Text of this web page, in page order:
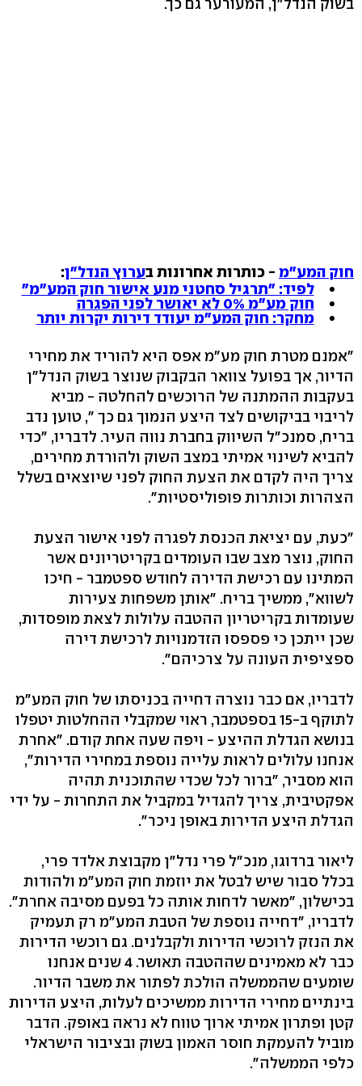
חוק המע"מ - כותרות אחרונות בערוץ הנדל"ן:
לפיד: "תרגיל סחטני מנע אישור חוק המע"מ"
חוק מע"מ 0% לא יאושר לפני הפגרה
מחקר: חוק המע"מ יעודד דירות יקרות יותר
"אמנם מטרת חוק מע"מ אפס היא להוריד את מחירי
הדיור, אך בפועל צוואר הבקבוק שנוצר בשוק הנדל"ן
בעקבות ההמתנה של הרוכשים להחלטה - מביא
לריבוי בביקושים לצד היצע הנמוך גם כך ", טוען נדב
בריח, סמנכ"ל השיווק בחברת נווה העיר. לדבריו, "כדי
להביא לשינוי אמיתי במצב השוק ולהורדת מחירים,
צריך היה לקדם את הצעת החוק לפני שיוצאים בשלל
הצהרות וכותרות פופוליסטיות".
"כעת, עם יציאת הכנסת לפגרה לפני אישור הצעת
החוק, נוצר מצב שבו העומדים בקריטריונים אשר
המתינו עם רכישת הדירה לחודש ספטמבר - חיכו
לשווא", ממשיך בריח. "אותן משפחות צעירות
שעומדות בקריטריון ההטבה עלולות לצאת מופסדות,
שכן ייתכן כי פספסו הזדמנויות לרכישת דירה
ספציפית העונה על צרכיהם".
לדבריו, אם כבר נוצרה דחייה בכניסתו של חוק המע"מ
לתוקף ב-15 בספטמבר, ראוי שמקבלי ההחלטות יטפלו
בנושא הגדלת ההיצע - ויפה שעה אחת קודם. "אחרת
אנחנו עלולים לראות עלייה נוספת במחירי הדירות",
הוא מסביר, "ברור לכל שכדי שהתוכנית תהיה
אפקטיבית, צריך להגדיל במקביל את התחרות - על ידי
הגדלת היצע הדירות באופן ניכר".
ליאור ברדוגו, מנכ"ל פרי נדל"ן מקבוצת אלדד פרי,
בכלל סבור שיש לבטל את יוזמת חוק המע"מ ולהודות
בכישלון, "מאשר לדחות אותה כל בפעם מסיבה אחרת".
לדבריו, "דחייה נוספת של הטבת המע"מ רק תעמיק
את הנזק לרוכשי הדירות ולקבלנים. גם רוכשי הדירות
כבר לא מאמינים שההטבה תאושר. 4 שנים אנחנו
שומעים שהממשלה הולכת לפתור את משבר הדיור.
בינתיים מחירי הדירות ממשיכים לעלות, היצע הדירות
קטן ופתרון אמיתי ארוך טווח לא נראה באופק. הדבר
מוביל להעמקת חוסר האמון בשוק ובציבור הישראלי
כלפי הממשלה".